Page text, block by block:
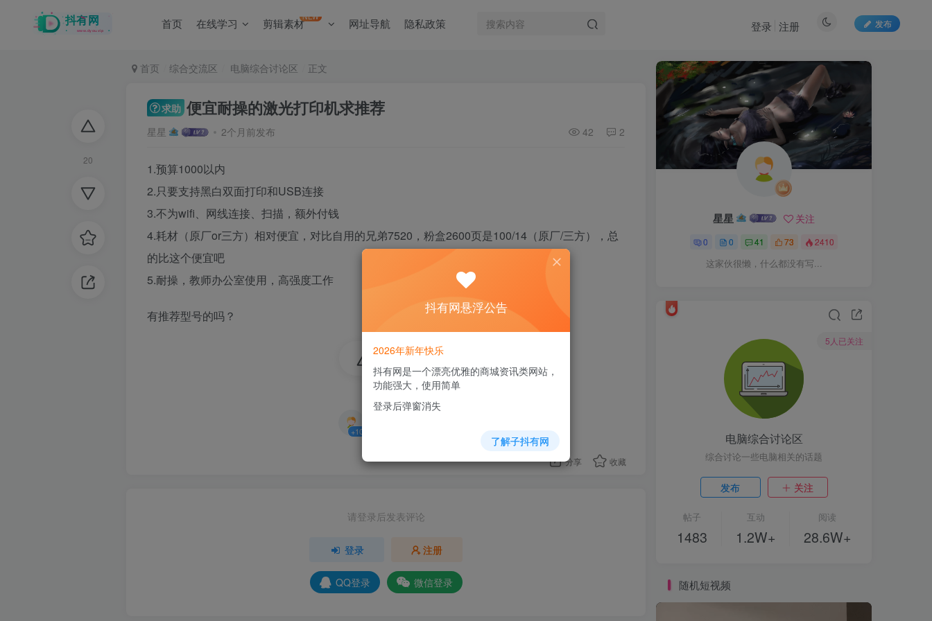
首页 在线学习 剪辑素材NEW 网址导航 隐私政策 发布
登录 注册
20
首页 综合交流区 电脑综合讨论区 正文
求助 便宜耐操的激光打印机求推荐
星星 2个月前发布 42 2
1.预算1000以内
2.只要支持黑白双面打印和USB连接
3.不为wifi、网线连接、扫描，额外付钱
4.耗材（原厂or三方）相对便宜，对比自用的兄弟7520，粉盒2600页是100/14（原厂/三方），总
的比这个便宜吧
5.耐操，教师办公室使用，高强度工作
有推荐型号的吗？
3人已评分
+10
分享 收藏
请登录后发表评论
登录 注册
QQ登录 微信登录
星星 关注
0 0 41 73 2410
这家伙很懒，什么都没有写...
5人已关注
电脑综合讨论区
综合讨论一些电脑相关的话题
发布 关注
帖子
1483
互动
1.2W+
阅读
28.6W+
随机短视频
抖有网悬浮公告
2026年新年快乐
抖有网是一个漂亮优雅的商城资讯类网站，
功能强大，使用简单
登录后弹窗消失
了解子抖有网